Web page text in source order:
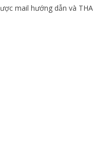
mail hướng dẫn và